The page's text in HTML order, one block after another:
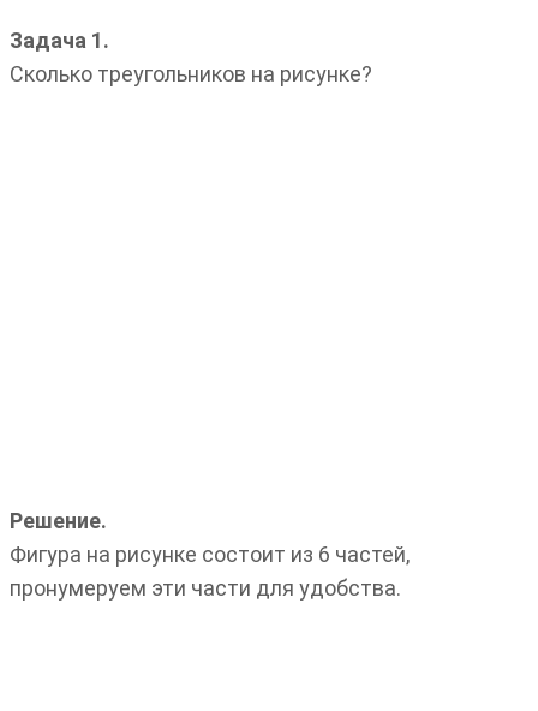
Задача 1.
Сколько треугольников на рисунке?
Решение.
Фигура на рисунке состоит из 6 частей,
пронумеруем эти части для удобства.